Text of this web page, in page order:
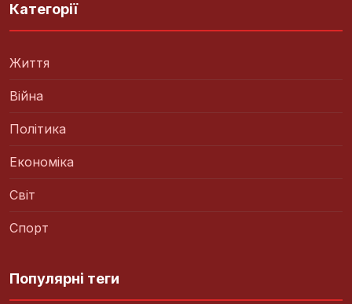
Категорії
Життя
Війна
Політика
Економіка
Світ
Спорт
Популярні теги